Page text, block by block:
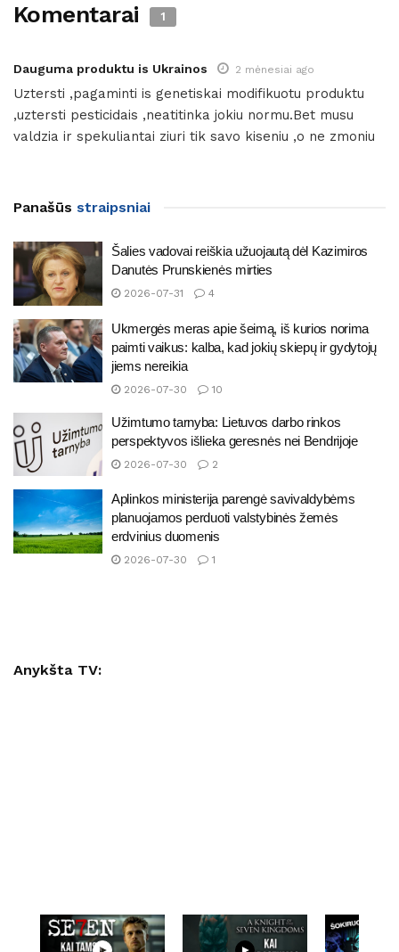
Komentarai 1
Dauguma produktu is Ukrainos 2 mėnesiai ago
Uztersti ,pagaminti is genetiskai modifikuotu produktu
,uztersti pesticidais ,neatitinka jokiu normu.Bet musu
valdzia ir spekuliantai ziuri tik savo kiseniu ,o ne zmoniu
Panašūs straipsniai
Šalies vadovai reiškia užuojautą dėl Kazimiros
Danutės Prunskienės mirties
2026-07-31 4
Ukmergės meras apie šeimą, iš kurios norima
paimti vaikus: kalba, kad jokių skiepų ir gydytojų
jiems nereikia
2026-07-30 10
Užimtumo tarnyba: Lietuvos darbo rinkos
perspektyvos išlieka geresnės nei Bendrijoje
2026-07-30 2
Aplinkos ministerija parengė savivaldybėms
planuojamos perduoti valstybinės žemės
erdvinius duomenis
2026-07-30 1
Anykšta TV: